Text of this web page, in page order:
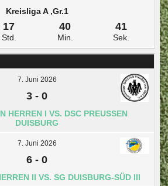
Kreisliga A ,Gr.1
17
Std.
40
Min.
40
Sek.
7. Juni 2026
3 - 0
HERREN I VS. DSC PREUSSEN D
UISBURG
7. Juni 2026
6 - 0
II VS. SG DUISBURG-SÜD III